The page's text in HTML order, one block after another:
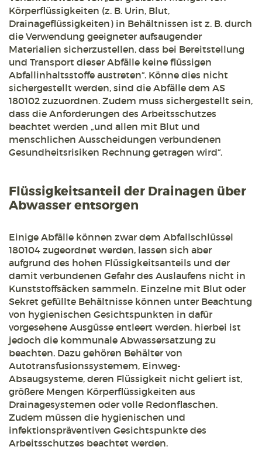
Körperflüssigkeiten (z. B. Urin, Blut,
Drainageflüssigkeiten) in Behältnissen ist z. B. durch
die Verwendung geeigneter aufsaugender
Materialien sicherzustellen, dass bei Bereitstellung
und Transport dieser Abfälle keine flüssigen
Abfallinhaltsstoffe austreten“. Könne dies nicht
sichergestellt werden, sind die Abfälle dem AS
180102 zuzuordnen. Zudem muss sichergestellt sein,
dass die Anforderungen des Arbeitsschutzes
beachtet werden „und allen mit Blut und
menschlichen Ausscheidungen verbundenen
Gesundheitsrisiken Rechnung getragen wird“.
Flüssigkeitsanteil der Drainagen über
Abwasser entsorgen
Einige Abfälle können zwar dem Abfallschlüssel
180104 zugeordnet werden, lassen sich aber
aufgrund des hohen Flüssigkeitsanteils und der
damit verbundenen Gefahr des Auslaufens nicht in
Kunststoffsäcken sammeln. Einzelne mit Blut oder
Sekret gefüllte Behältnisse können unter Beachtung
von hygienischen Gesichtspunkten in dafür
vorgesehene Ausgüsse entleert werden, hierbei ist
jedoch die kommunale Abwassersatzung zu
beachten. Dazu gehören Behälter von
Autotransfusionssystemem, Einweg-
Absaugsysteme, deren Flüssigkeit nicht geliert ist,
größere Mengen Körperflüssigkeiten aus
Drainagesystemen oder volle Redonflaschen.
Zudem müssen die hygienischen und
infektionspräventiven Gesichtspunkte des
Arbeitsschutzes beachtet werden.